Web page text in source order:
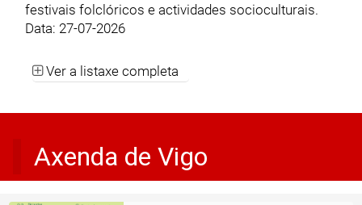
festivais folclóricos e actividades socioculturais.
Data: 27-07-2026
Ver a listaxe completa
Axenda de Vigo